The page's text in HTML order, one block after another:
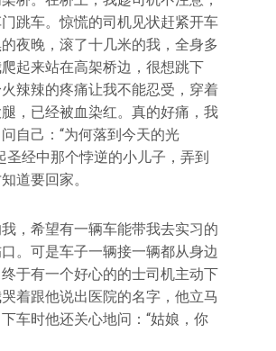
跳车。惊慌的司机见状赶紧开车
夜晚，滚了十几米的我，全身多
起来站在高架桥边，很想跳下
辣辣的疼痛让我不能忍受，穿着
，已经被血染红。真的好痛，我
自己：“为何落到今天的光
圣经中那个悖逆的小儿子，弄到
道要回家。
，希望有一辆车能带我去实习的
。可是车子一辆接一辆都从身边
于有一个好心的的士司机主动下
着跟他说出医院的名字，他立马
车时他还关心地问：“姑娘，你